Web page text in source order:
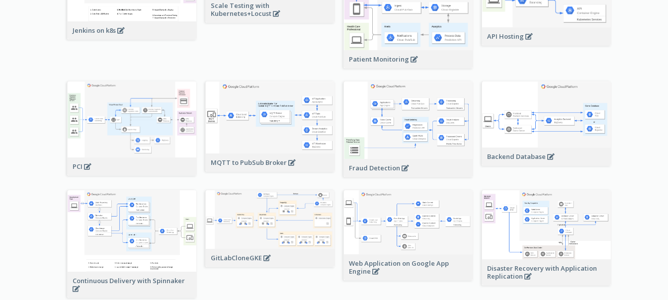
Jenkins on k8s
Scale Testing with
Kubernetes+Locust
Patient Monitoring
API Hosting
PCI MQTT to PubSub Broker
Fraud Detection
Backend Database
Continuous Delivery with Spinnaker
GitLabCloneGKE
Web Application on Google App
Engine
Disaster Recovery with Application
Replication